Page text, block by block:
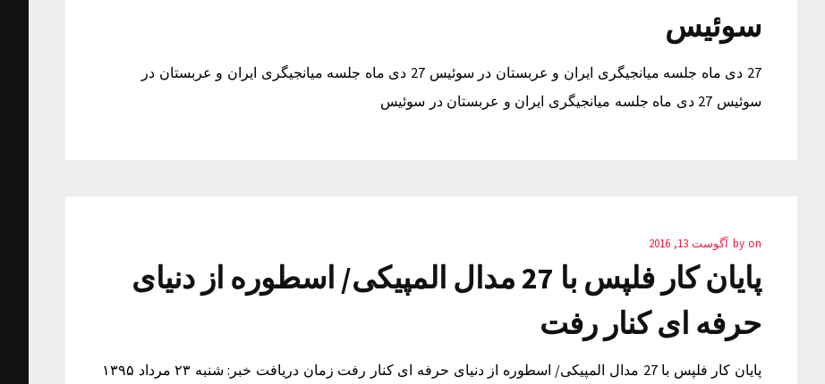
سوئیس
27 دی ماه جلسه میانجیگری ایران و عربستان در سوئیس 27 دی ماه جلسه میانجیگری ایران و عربستان در
سوئیس 27 دی ماه جلسه میانجیگری ایران و عربستان در سوئیس
by on آگوست 13, 2016
پایان کار فلپس با 27 مدال المپیکی/ اسطوره از دنیای
حرفه ای کنار رفت
پایان کار فلپس با 27 مدال المپیکی/ اسطوره از دنیای حرفه ای کنار رفت زمان دریافت خبر: شنبه ۲۳ مرداد ۱۳۹۵